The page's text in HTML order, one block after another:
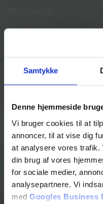
Samtykke
Denne hjemmeside
Vi bruger cookies til at
annoncer, til at vise dig
at analysere vores trafik.
din brug af vores
for sociale medier,
analysepartnere. Vi
med Googles Business